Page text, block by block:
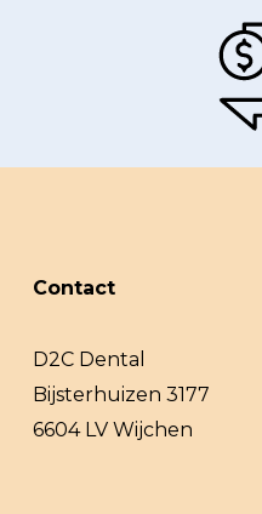
Contact
D2C Dental
Bijsterhuizen 3177
6604 LV Wijchen